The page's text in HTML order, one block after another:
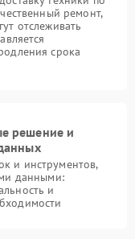
ремонт,
отслеживать
срока
решение и
и инструментов,
данными:
и